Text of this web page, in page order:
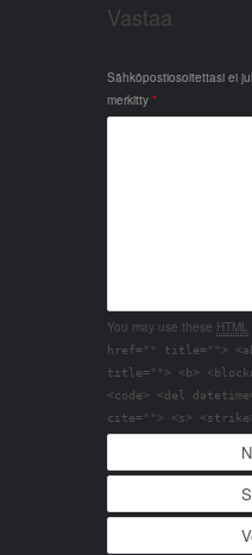
Vastaa
Sähköpostiosoitettasi ei
merkitty *
You may use these HTML
href="" title="">
title=""> <b>
<code> <del
cite=""> <s>